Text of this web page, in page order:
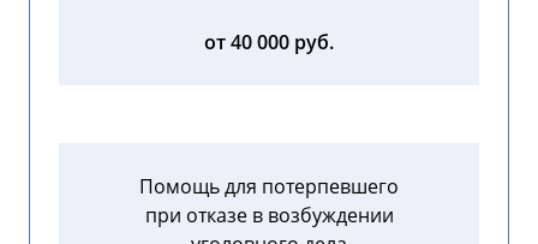
от 40 000 руб.
Помощь для потерпевшего
при отказе в возбуждении